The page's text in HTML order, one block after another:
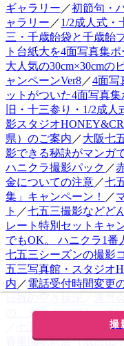
撮
ギャラリー ／初節句・
ャラリー ／1/2成人式・
三・千歳飴袋と千歳飴
ト台紙大を4面写真集
大人気の30cm×30cmの
ャンペーンVer8／4面写
ットがついた4面写真
旧・十三参り・1/2成
影スタジオ
県）のご案内 ／大阪七
影できる秘訣がマンガ
ハニクラ撮影パック ／
金についての注意／七
集」キャンペーン！ ／
ト ／七五三撮影などど
レート特別セットキャ
でもOK。 ハニクラ1番
七五三シーズンの撮影
五三写真館・スタジオ
内 ／電話受付時間変更
の、鬼のようにカッコ
七五三写真館・スタ
香里園駅前店（成田山